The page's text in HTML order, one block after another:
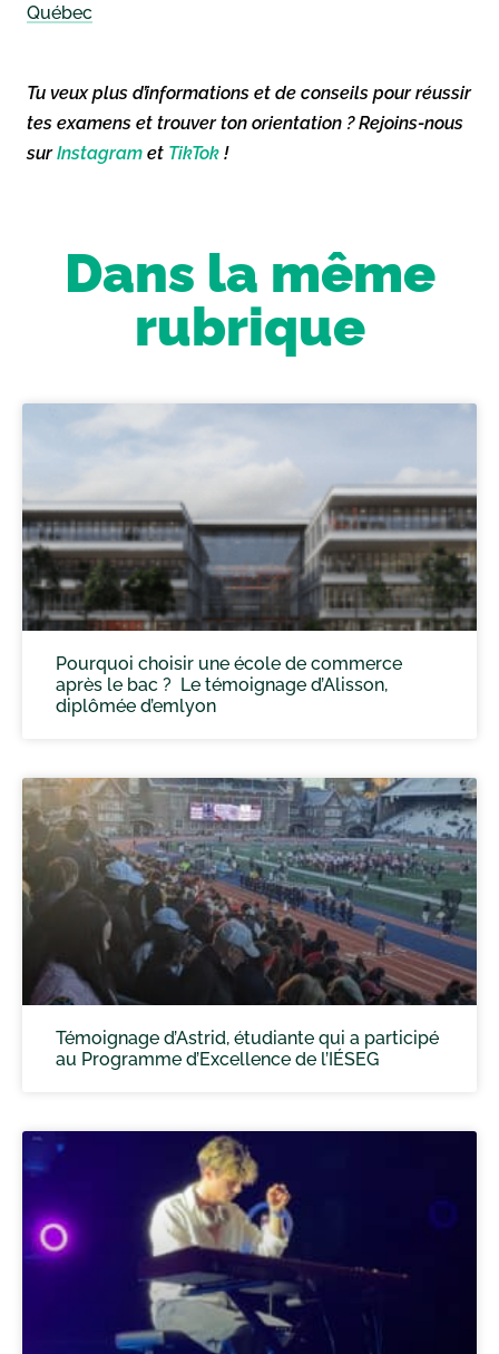
Québec
Tu veux plus d’informations et de conseils pour réussir
tes examens et trouver ton orientation ? Rejoins-nous
surInstagram et TikTok !
Dans la même
rubrique
Pourquoi choisir une école de commerce
après le bac ? Le témoignage d’Alisson,
diplômée d’emlyon
Témoignage d’Astrid, étudiante qui a participé
au Programme d’Excellence de l’IÉSEG